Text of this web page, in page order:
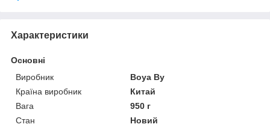
Характеристики
Основні
Виробник
Boya By
Країна виробник
Китай
Вага
950 г
Стан
Новий